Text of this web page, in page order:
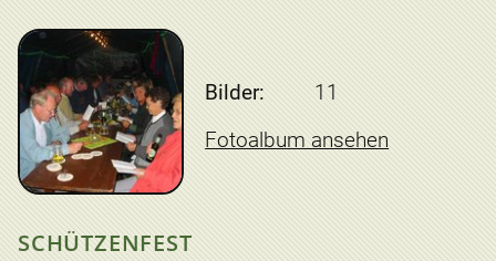
Bilder:
11
Fotoalbum ansehen
SCHÜTZENFEST